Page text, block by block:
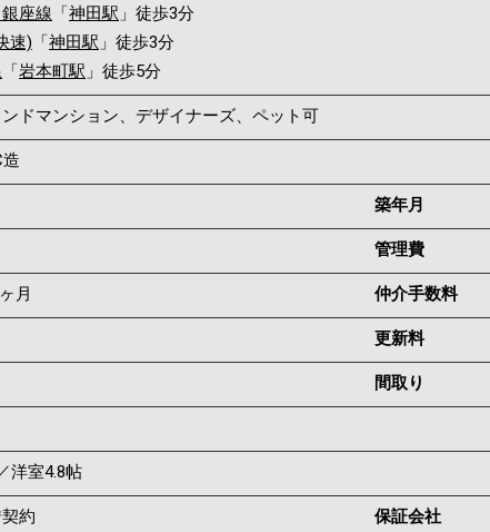
座線 「神田駅 」徒歩3分
速) 「神田駅 」徒歩3分
「岩本町駅 」徒歩5分
ンドマンション、デザイナーズ、ペット可
築年月
管理費
月 仲介手数料
更新料
間取り
洋室4.8帖
約 保証会社